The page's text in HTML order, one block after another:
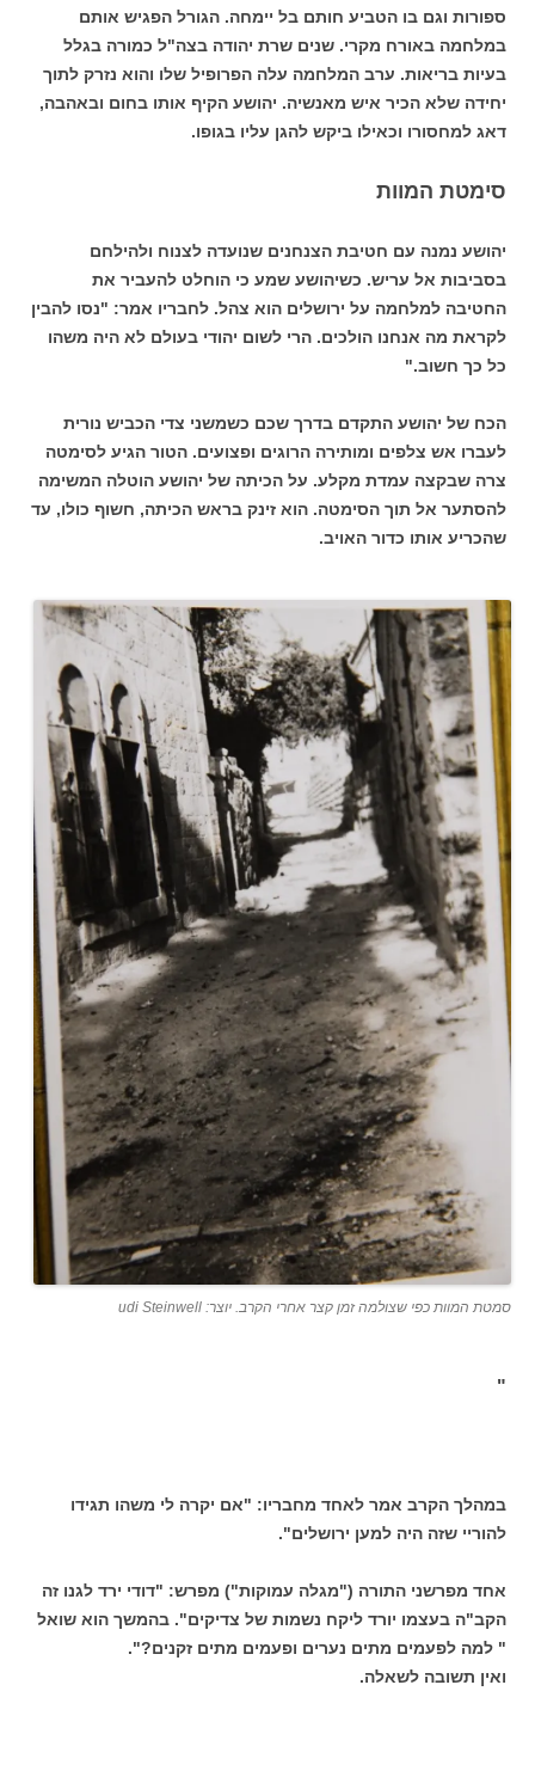
ספורות וגם בו הטביע חותם בל יימחה. הגורל הפגיש אותם
במלחמה באורח מקרי. שנים שרת יהודה בצה"ל כמורה בגלל
בעיות בריאות. ערב המלחמה עלה הפרופיל שלו והוא נזרק לתוך
יחידה שלא הכיר איש מאנשיה. יהושע הקיף אותו בחום ובאהבה,
דאג למחסורו וכאילו ביקש להגן עליו בגופו.
סימטת המוות
יהושע נמנה עם חטיבת הצנחנים שנועדה לצנוח ולהילחם
בסביבות אל עריש. כשיהושע שמע כי הוחלט להעביר את
החטיבה למלחמה על ירושלים הוא צהל. לחבריו אמר: "נסו להבין
לקראת מה אנחנו הולכים. הרי לשום יהודי בעולם לא היה משהו
כל כך חשוב."
הכח של יהושע התקדם בדרך שכם כשמשני צדי הכביש נורית
לעברו אש צלפים ומותירה הרוגים ופצועים. הטור הגיע לסימטה
צרה שבקצה עמדת מקלע. על הכיתה של יהושע הוטלה המשימה
להסתער אל תוך הסימטה. הוא זינק בראש הכיתה, חשוף כולו, עד
שהכריע אותו כדור האויב.
סמטת המוות כפי שצולמה זמן קצר אחרי הקרב. יוצר: udi Steinwell
"
במהלך הקרב אמר לאחד מחבריו: "אם יקרה לי משהו תגידו
להוריי שזה היה למען ירושלים".
אחד מפרשני התורה ("מגלה עמוקות") מפרש: "דודי ירד לגנו זה
הקב"ה בעצמו יורד ליקח נשמות של צדיקים". בהמשך הוא שואל
" למה לפעמים מתים נערים ופעמים מתים זקנים?".
ואין תשובה לשאלה.